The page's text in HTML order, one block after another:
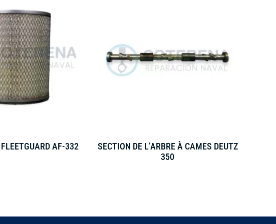
AF-332
SECTION DE L’ARBRE À CAMES DEUTZ
350